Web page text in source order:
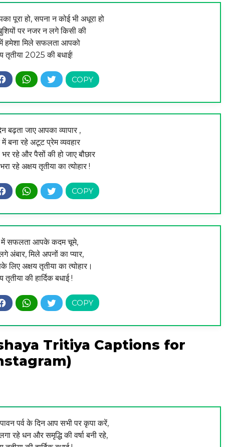
पूरा हो, सपना न कोई भी अधूरा हो
पर नजर न लगे किसी की
हमेशा मिले सफलता आपको
तृतीया 2025 की बधाई!
बढ़ता जाए आपका व्यापार ,
में बना रहे अटूट प्रेम व्यवहार
रहे और पैसों की हो जाए बौछार
रहे अक्षय तृतीया का त्‍योहार !
में सफलता आपके कदम चूमे,
अंबार, मिले अपनों का प्यार,
लिए अक्षय तृतीया का त्योहार।
तृतीया की हार्दिक बधाई !
Tritiya Captions for
पर्व के दिन आप सभी पर कृपा करें,
रहे धन और समृद्धि की वर्षा बनी रहे,